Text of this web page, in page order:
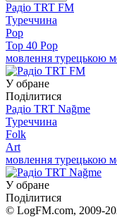
Радіо TRT FM
Туреччина
Pop
Top 40 Pop
мовлення турецькою
У обране
Поділитися
Радіо TRT Nağme
Туреччина
Folk
Art
мовлення турецькою
У обране
Поділитися
© LogFM.com, 2009-